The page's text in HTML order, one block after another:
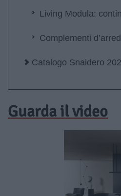
Living Modula:
Complementi
Catalogo Snaidero
Guarda il video